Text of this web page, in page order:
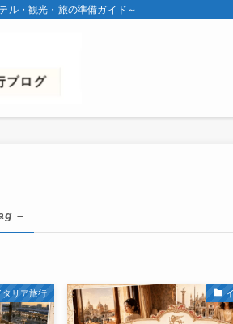
ル・観光・旅の準備ガイド～
–
タリア旅行